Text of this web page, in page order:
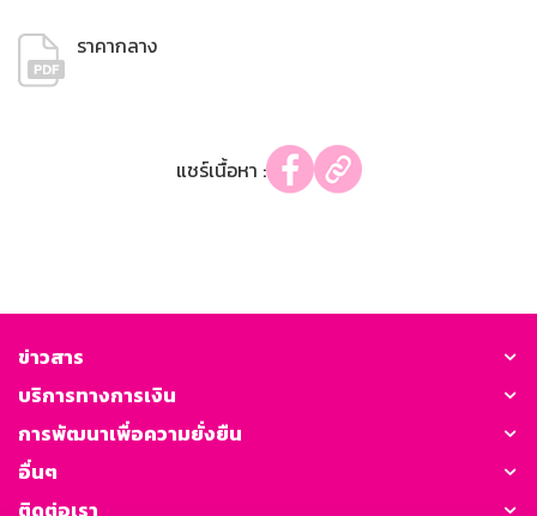
ราคากลาง
แชร์เนื้อหา :
ข่าวสาร
บริการทางการเงิน
การพัฒนาเพื่อความยั่งยืน
อื่นๆ